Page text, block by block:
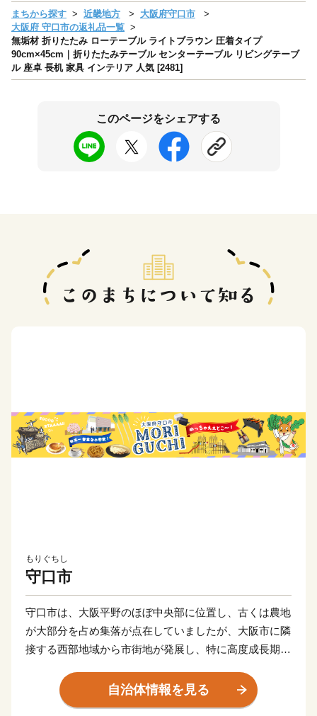
まちから探す 近畿地方
大阪府守口市
大阪府 守口市の返礼品一覧
無垢材 折りたたみ ローテーブル ライトブラウン 圧着タイプ
90cm×45cm｜折りたたみテーブル センターテーブル リビングテーブ
ル 座卓 長机 家具 インテリア 人気 [2481]
このページをシェアする
もりぐちし
守口市
守口市は、大阪平野のほぼ中央部に位置し、古くは農地
が大部分を占め集落が点在していましたが、大阪市に隣
接する西部地域から市街地が発展し、特に高度成長期に
また、早くから大手家電メーカーの企業城下町として発
自治体情報を見る